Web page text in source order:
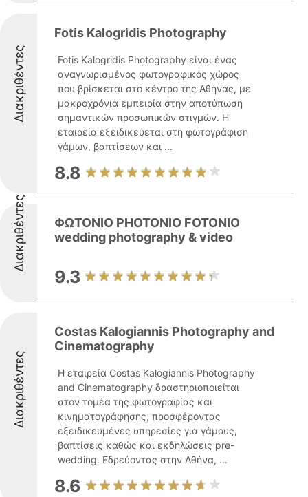
Διακριθέντες
Fotis Kalogridis Photography
Fotis Kalogridis Photography είναι ένας
αναγνωρισμένος φωτογραφικός χώρος
που βρίσκεται στο κέντρο της Αθήνας, με
μακροχρόνια εμπειρία στην αποτύπωση
σημαντικών προσωπικών στιγμών. Η
εταιρεία εξειδικεύεται στη φωτογράφιση
γάμων, βαπτίσεων και ...
8.8
Διακριθέντες
ΦΩΤΟΝΙΟ PHOTONIO FOTONIO
wedding photography & video
9.3
Διακριθέντες
Costas Kalogiannis Photography and
Cinematography
Η εταιρεία Costas Kalogiannis Photography
and Cinematography δραστηριοποιείται
στον τομέα της φωτογραφίας και
κινηματογράφησης, προσφέροντας
εξειδικευμένες υπηρεσίες για γάμους,
βαπτίσεις καθώς και εκδηλώσεις pre-
wedding. Εδρεύοντας στην Αθήνα, ...
8.6